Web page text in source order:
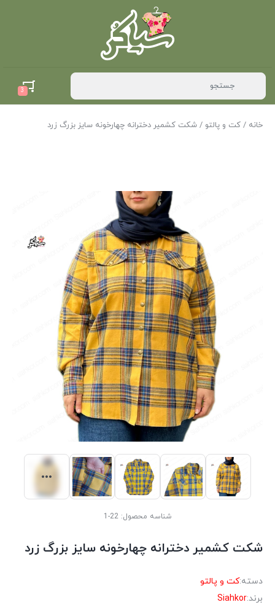
3
خانه / کت و پالتو / شکت کشمیر دخترانه چهارخونه سایز بزرگ زرد
شناسه محصول:22-1
شکت کشمیر دخترانه چهارخونه سایز بزرگ زرد
دسته:کت و پالتو
برند:Siahkor